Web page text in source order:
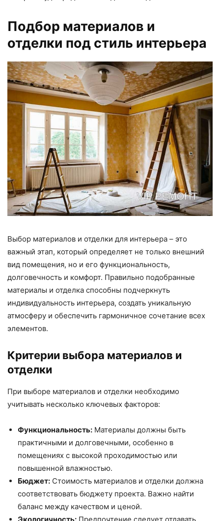
Подбор материалов и
отделки под стиль интерьера
Выбор материалов и отделки для интерьера – это
важный этап, который определяет не только внешний
вид помещения, но и его функциональность,
долговечность и комфорт. Правильно подобранные
материалы и отделка способны подчеркнуть
индивидуальность интерьера, создать уникальную
атмосферу и обеспечить гармоничное сочетание всех
элементов.
Критерии выбора материалов и
отделки
При выборе материалов и отделки необходимо
учитывать несколько ключевых факторов:
Функциональность: Материалы должны быть
практичными и долговечными, особенно в
помещениях с высокой проходимостью или
повышенной влажностью.
Бюджет: Стоимость материалов и отделки должна
соответствовать бюджету проекта. Важно найти
баланс между качеством и ценой.